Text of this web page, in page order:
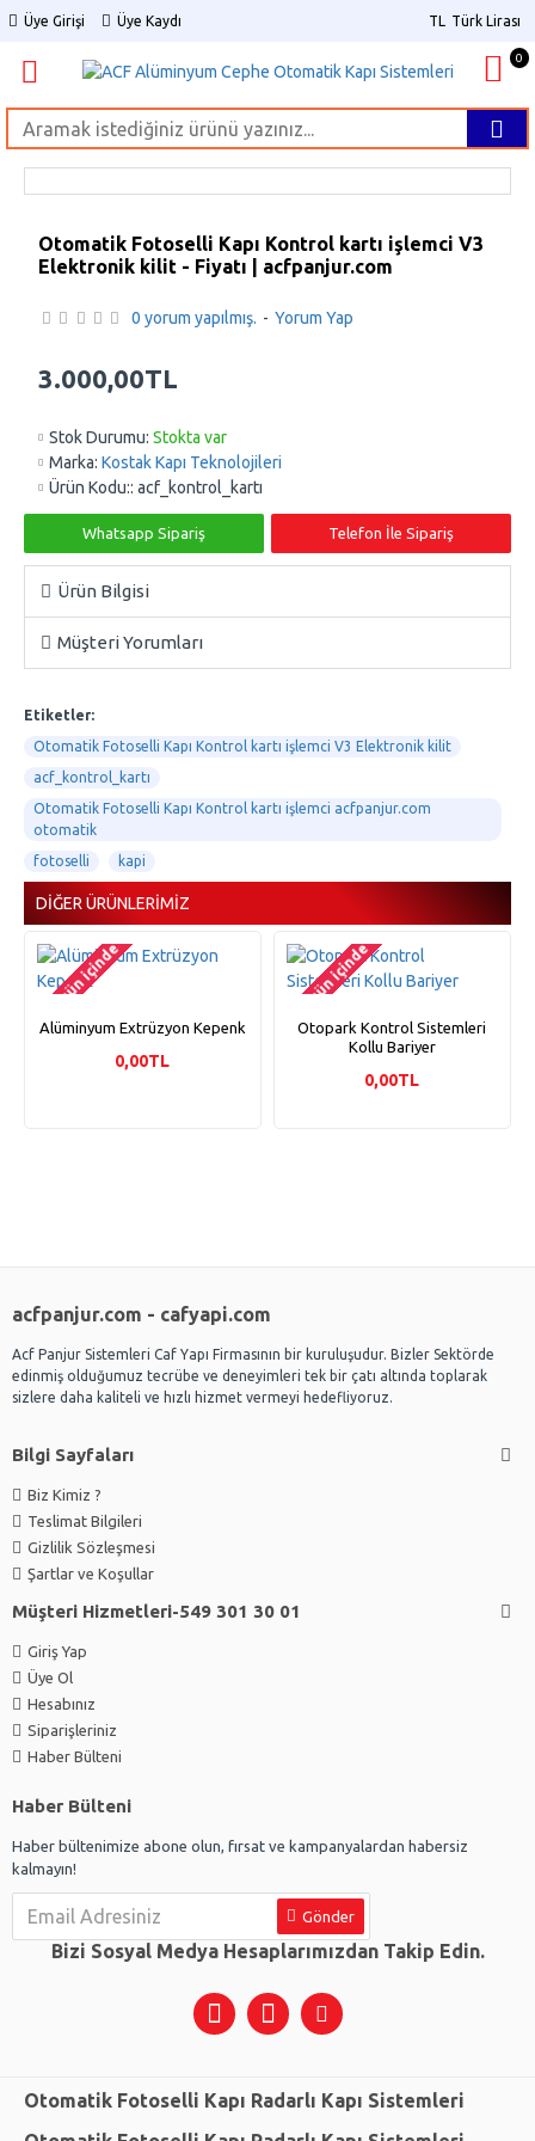
Üye Girişi Üye Kaydı TL Türk Lirası
0
Otomatik Fotoselli Kapı Kontrol kartı işlemci V3
Elektronik kilit - Fiyatı | acfpanjur.com
Stok Durumu: Stokta var
Marka: Kostak Kapı Teknolojileri
Ürün Kodu:: acf_kontrol_kartı
0 yorum yapılmış. - Yorum Yap
3.000,00TL
Whatsapp Sipariş Telefon İle Sipariş
Ürün Bilgisi
Müşteri Yorumları
Etiketler:
Otomatik Fotoselli Kapı Kontrol kartı işlemci V3 Elektronik kilit
acf_kontrol_kartı
Otomatik Fotoselli Kapı Kontrol kartı işlemci acfpanjur.com
otomatik
fotoselli
kapi
DIĞER ÜRÜNLERIMIZ
2-3 gün içinde
Alüminyum Extrüzyon Kepenk
0,00TL
2-3 gün içinde
Otopark Kontrol Sistemleri
Kollu Bariyer
0,00TL
acfpanjur.com - cafyapi.com
Acf Panjur Sistemleri Caf Yapı Firmasının bir kuruluşudur. Bizler Sektörde
edinmiş olduğumuz tecrübe ve deneyimleri tek bir çatı altında toplarak
sizlere daha kaliteli ve hızlı hizmet vermeyi hedefliyoruz.
Bilgi Sayfaları
Biz Kimiz ?
Teslimat Bilgileri
Gizlilik Sözleşmesi
Şartlar ve Koşullar
Müşteri Hizmetleri-549 301 30 01
Giriş Yap
Üye Ol
Hesabınız
Siparişleriniz
Haber Bülteni
Haber Bülteni
Haber bültenimize abone olun, fırsat ve kampanyalardan habersiz
kalmayın!
Gönder
Bizi Sosyal Medya Hesaplarımızdan Takip Edin.
Otomatik Fotoselli Kapı Radarlı Kapı Sistemleri